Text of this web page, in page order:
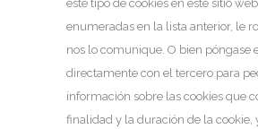
este tipo de cookies en este sitio
enumeradas en la lista anterior, le
nos lo comunique. O bien póngase
directamente con el tercero para
información sobre las cookies que
finalidad y la duración de la cookie,